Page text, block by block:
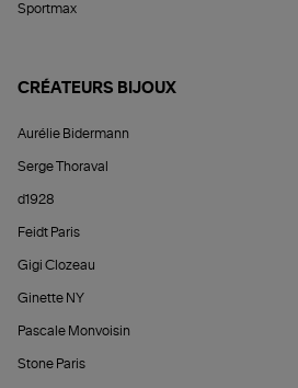
Sportmax
CRÉATEURS BIJOUX
Aurélie Bidermann
Serge Thoraval
d1928
Feidt Paris
Gigi Clozeau
Ginette NY
Pascale Monvoisin
Stone Paris